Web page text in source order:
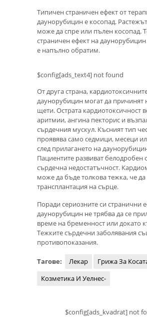
Типичен страничен ефект от
даунорубицин е косопад.
може да спре или пълен косопад.
страничен ефект на
е напълно обратим.
$config[ads_text4] not found
От друга страна,
даунорубицин могат да причинят
щети. Острата кардиотоксичност
аритмии, ангина пекторис и
сърдечния мускул. Късният тип
проявява само седмици, месеци
след прилагането на
Пациентите развиват белодробен
сърдечна недостатъчност.
може да бъде толкова тежка, че
трансплантация на сърце.
Поради сериозните си странични
даунорубицин не трябва да се
време на бременност или докато
Тежките сърдечни заболявания
противопоказания.
Тагове: Лекар
Грижа За
Козметика И Уелнес-
$config[ads_kvadrat] not